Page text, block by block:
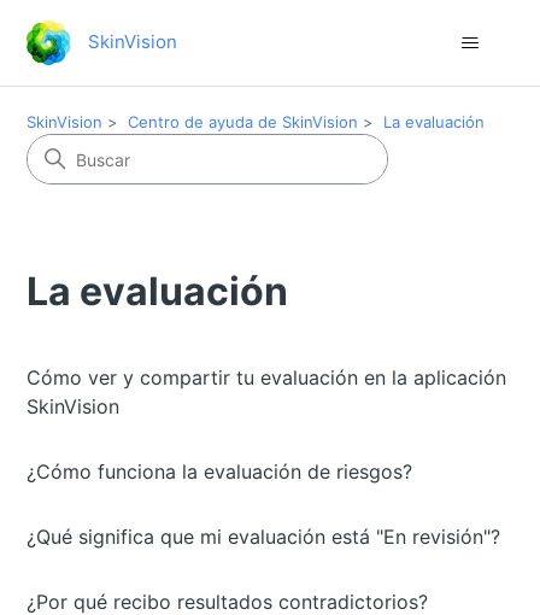
SkinVision
SkinVision Centro de ayuda de SkinVision La evaluación
La evaluación
Cómo ver y compartir tu evaluación en la aplicación
SkinVision
¿Cómo funciona la evaluación de riesgos?
¿Qué significa que mi evaluación está "En revisión"?
¿Por qué recibo resultados contradictorios?